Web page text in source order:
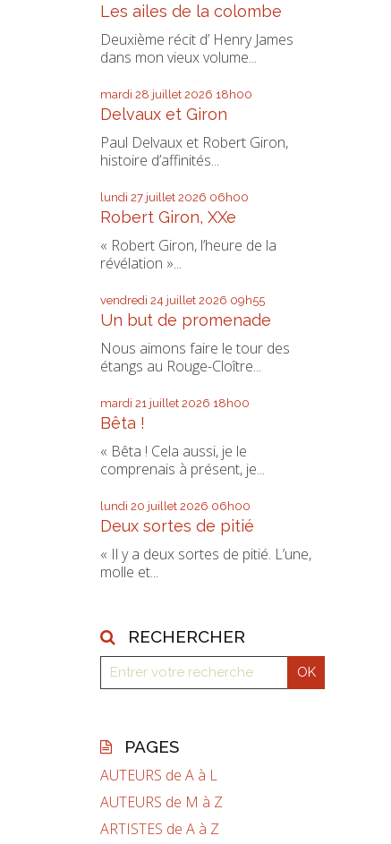
Les ailes de la colombe
Deuxième récit d’ Henry James
dans mon vieux volume...
mardi 28 juillet 2026 18h00
Delvaux et Giron
Paul Delvaux et Robert Giron,
histoire d’affinités...
lundi 27 juillet 2026 06h00
Robert Giron, XXe
« Robert Giron, l’heure de la
révélation »...
vendredi 24 juillet 2026 09h55
Un but de promenade
Nous aimons faire le tour des
étangs au Rouge-Cloître...
mardi 21 juillet 2026 18h00
Bêta !
« Bêta ! Cela aussi, je le
comprenais à présent, je...
lundi 20 juillet 2026 06h00
Deux sortes de pitié
« Il y a deux sortes de pitié. L’une,
molle et...
RECHERCHER
PAGES
AUTEURS de A à L
AUTEURS de M à Z
ARTISTES de A à Z